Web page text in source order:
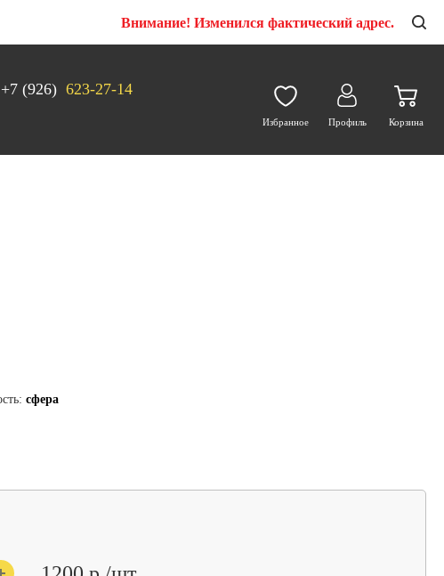
Внимание! Изменился фактический адрес.
+7 (926) 623-27-14
Избранное Профиль Корзина
сфера